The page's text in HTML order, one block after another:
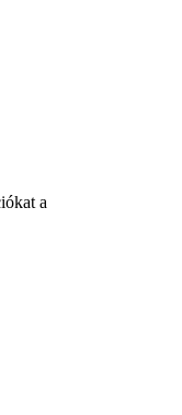
a